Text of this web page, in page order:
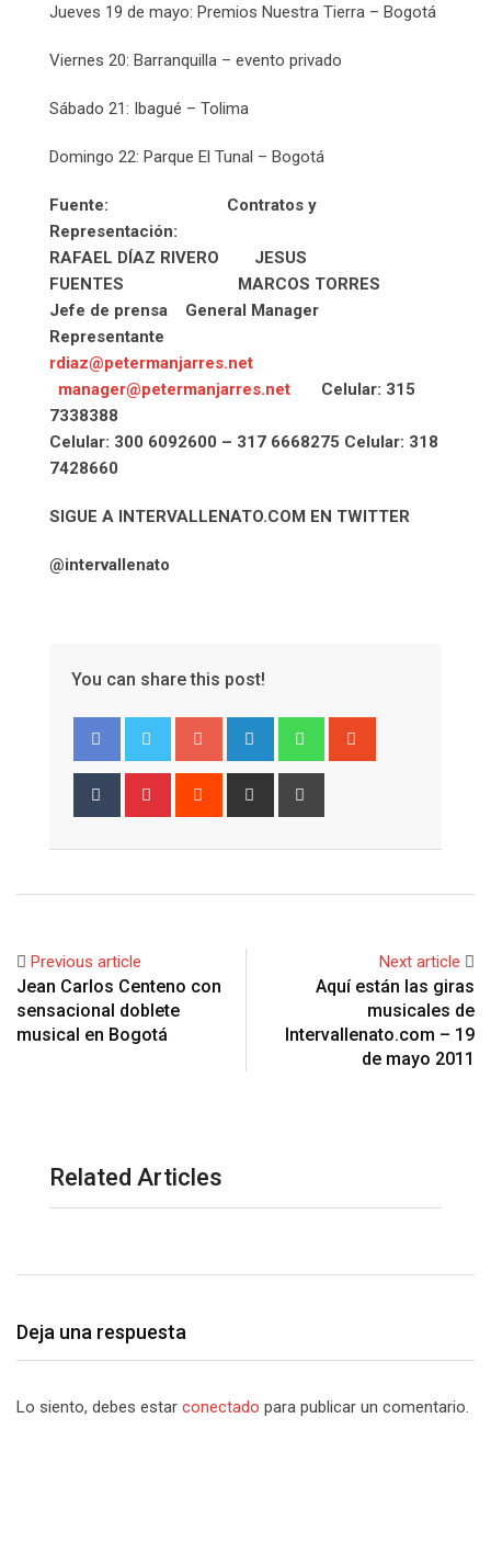
Jueves 19 de mayo: Premios Nuestra Tierra – Bogotá
Viernes 20: Barranquilla – evento privado
Sábado 21: Ibagué – Tolima
Domingo 22: Parque El Tunal – Bogotá
Fuente: Contratos y
Representación:
RAFAEL DÍAZ RIVERO JESUS
FUENTES MARCOS TORRES
Jefe de prensa General Manager
Representante
rdiaz@petermanjarres.net
manager@petermanjarres.net Celular: 315
7338388
Celular: 300 6092600 – 317 6668275 Celular: 318
7428660
SIGUE A INTERVALLENATO.COM EN TWITTER
@intervallenato
You can share this post!
Google+ LinkedIn Whatsapp
Tumblr Pinterest Reddit
Share
Previous article
Jean Carlos Centeno con
sensacional doblete
musical en Bogotá
Next article
Aquí están las giras
musicales de
Intervallenato.com – 19
de mayo 2011
Related Articles
Deja una respuesta
Lo siento, debes estar conectado para publicar un comentario.